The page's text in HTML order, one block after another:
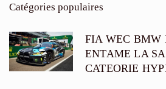
Catégories populaires
FIA WEC BMW
ENTAME LA
CATEORIE